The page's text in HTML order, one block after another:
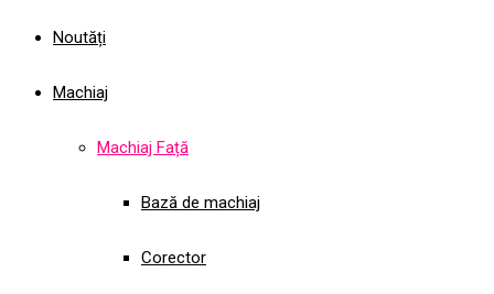
Noutăți
Machiaj
Machiaj Față
Bază de machiaj
Corector